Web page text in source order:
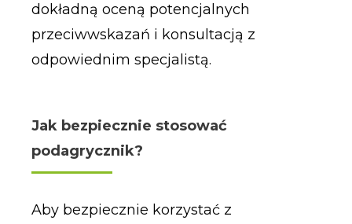
dokładną oceną potencjalnych
przeciwwskazań i konsultacją z
odpowiednim specjalistą.
Jak bezpiecznie stosować
podagrycznik?
Aby bezpiecznie korzystać z